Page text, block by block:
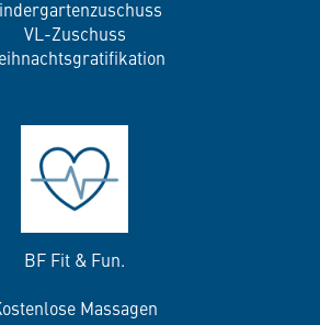
VL-Zuschuss
BF Fit & Fun.
Massagen